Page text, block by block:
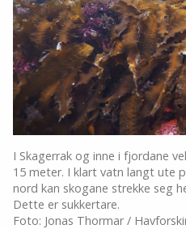
I Skagerrak og inne i fjordane
15 meter. I klart vatn langt ute
nord kan skogane strekke seg
Dette er sukkertare.​​​​​
​​​Foto: Jonas Thormar /